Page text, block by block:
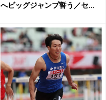
へビッグジャンプ誓う／セ...